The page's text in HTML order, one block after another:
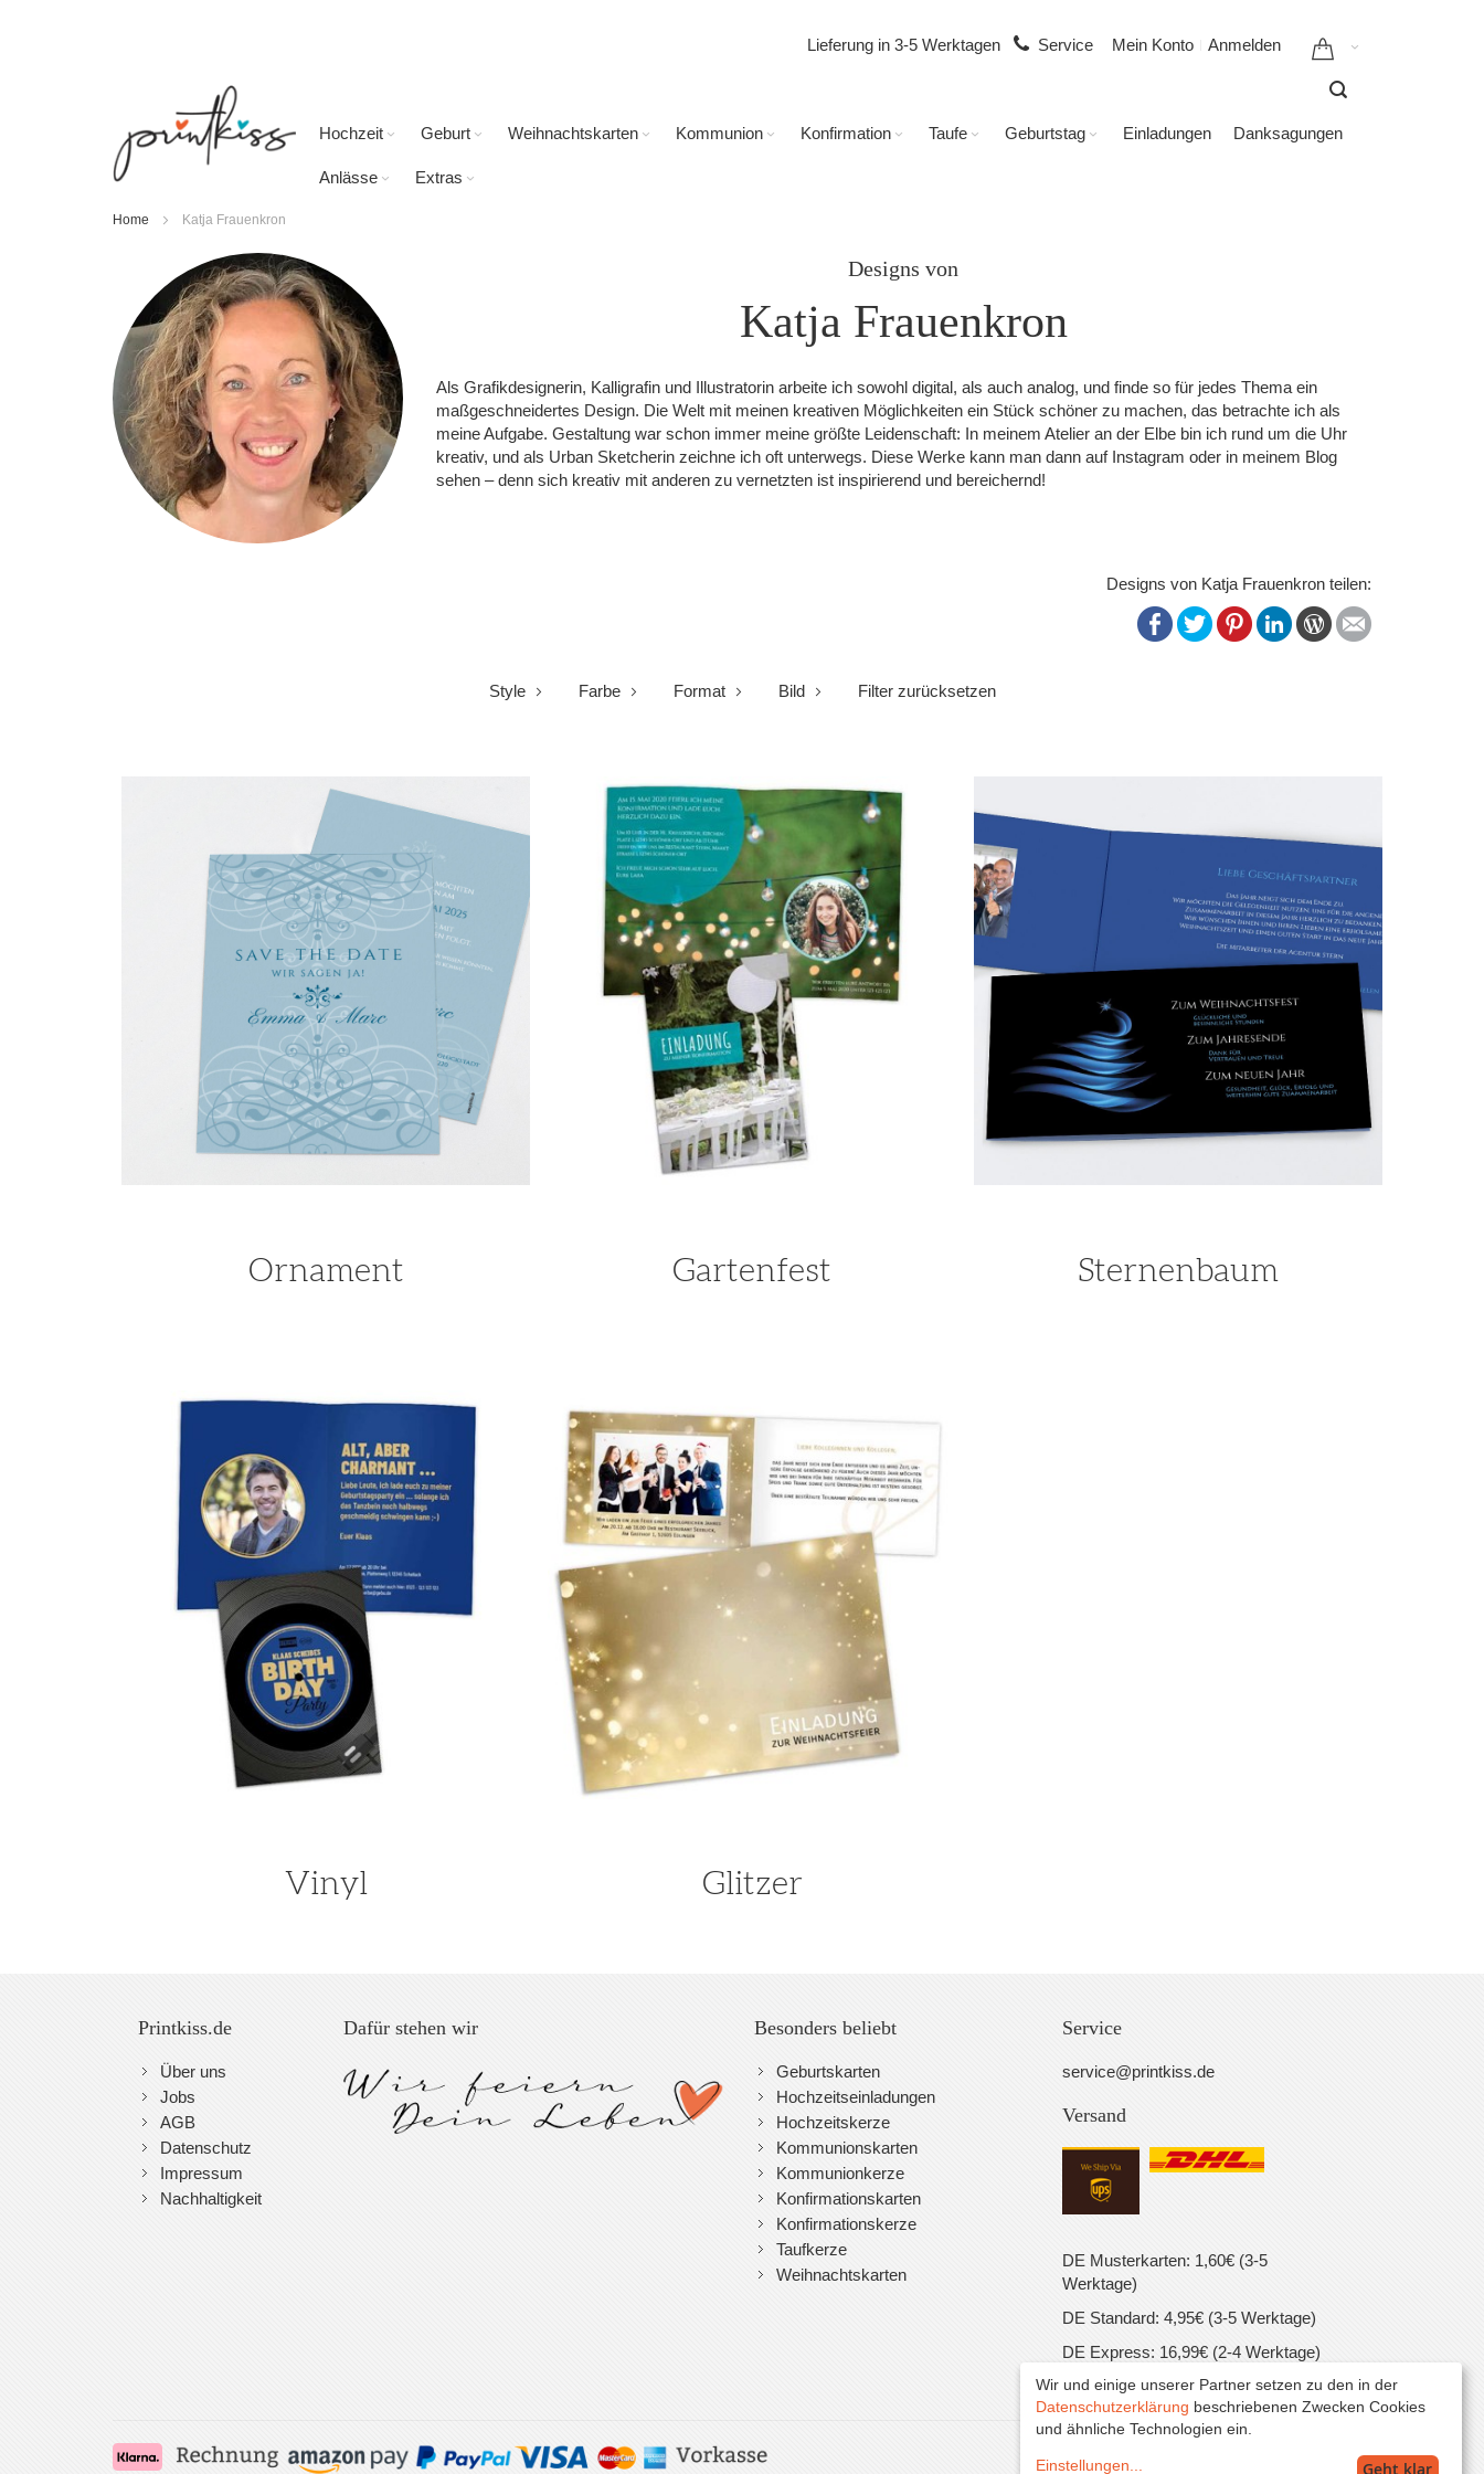
Mein Konto Anmelden
Lieferung in 3-5 Werktagen Service
Hochzeit Geburt Weihnachtskarten Kommunion Konfirmation Taufe Geburtstag Einladungen Danksagungen
Anlässe Extras
Home Katja Frauenkron
Designs von
Katja Frauenkron
Als Grafikdesignerin, Kalligrafin und Illustratorin arbeite ich sowohl digital, als auch analog, und finde so für jedes Thema ein
maßgeschneidertes Design. Die Welt mit meinen kreativen Möglichkeiten ein Stück schöner zu machen, das betrachte ich als
meine Aufgabe. Gestaltung war schon immer meine größte Leidenschaft: In meinem Atelier an der Elbe bin ich rund um die Uhr
kreativ, und als Urban Sketcherin zeichne ich oft unterwegs. Diese Werke kann man dann auf Instagram oder in meinem Blog
sehen – denn sich kreativ mit anderen zu vernetzten ist inspirierend und bereichernd!
Designs von Katja Frauenkron teilen:
Style Farbe Format Bild Filter zurücksetzen
Ornament Gartenfest Sternenbaum
Vinyl Glitzer
Printkiss.de
Über uns
Jobs
AGB
Datenschutz
Impressum
Nachhaltigkeit
Dafür stehen wir Besonders beliebt
Geburtskarten
Hochzeitseinladungen
Hochzeitskerze
Kommunionskarten
Kommunionkerze
Konfirmationskarten
Konfirmationskerze
Taufkerze
Weihnachtskarten
Service
service@printkiss.de
Versand
DE Musterkarten: 1,60€ (3-5
Werktage)
DE Standard: 4,95€ (3-5 Werktage)
DE Express: 16,99€ (2-4 Werktage)
EU Standard: 16,99€ (5-7 Werktage)
Alle Preise inkl. MwSt. zzgl. Versand.
Wir und einige unserer Partner setzen zu den in der
Datenschutzerklärung beschriebenen Zwecken Cookies
und ähnliche Technologien ein.
Einstellungen Geht klar